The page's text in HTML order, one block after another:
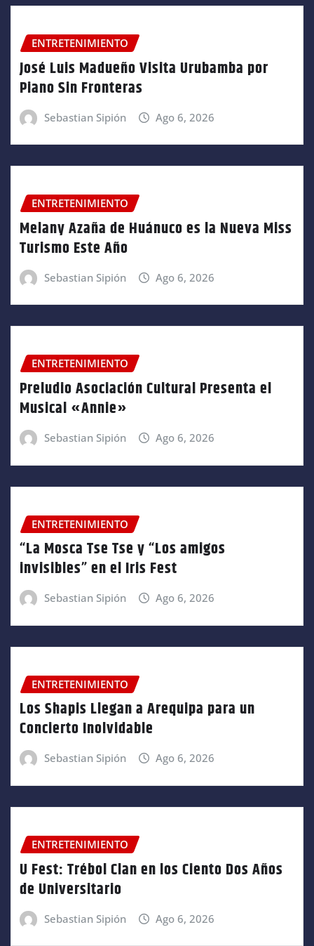
ENTRETENIMIENTO
José Luis Madueño Visita Urubamba por
Piano Sin Fronteras
Sebastian Sipión Ago 6, 2026
ENTRETENIMIENTO
Melany Azaña de Huánuco es la Nueva Miss
Turismo Este Año
Sebastian Sipión Ago 6, 2026
ENTRETENIMIENTO
Preludio Asociación Cultural Presenta el
Musical «Annie»
Sebastian Sipión Ago 6, 2026
ENTRETENIMIENTO
“La Mosca Tse Tse y “Los amigos
invisibles” en el Iris Fest
Sebastian Sipión Ago 6, 2026
ENTRETENIMIENTO
Los Shapis Llegan a Arequipa para un
Concierto Inolvidable
Sebastian Sipión Ago 6, 2026
ENTRETENIMIENTO
U Fest: Trébol Clan en los Ciento Dos Años
de Universitario
Sebastian Sipión Ago 6, 2026